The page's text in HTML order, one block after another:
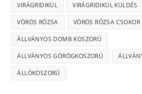
VIRÁGRIDIKÜL VIRÁGRIDIKÜL KÜLDÉS
VÖRÖS RÓZSA VÖRÖS RÓZSA CSOKOR
ÁLLVÁNYOS DOMB KOSZORÚ
ÁLLVÁNYOS GÖRÖGKOSZORÚ
ÁLLÓKOSZORÚ